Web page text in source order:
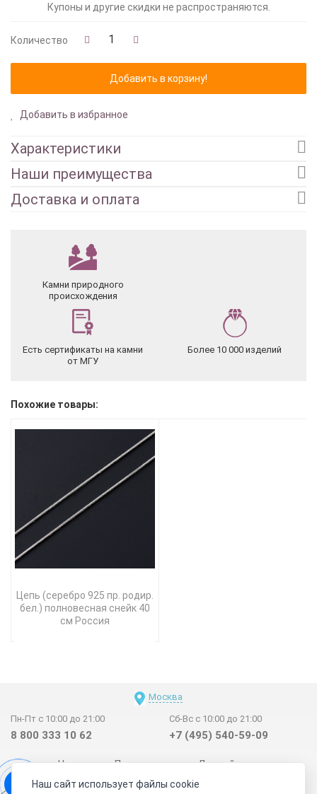
Купоны и другие скидки не распространяются.
Количество
Добавить в избранное
Характеристики
Наши преимущества
Доставка и оплата
Камни природного
происхождения
Есть сертификаты на камни
от МГУ
Более 10 000 изделий
Похожие товары:
Цепь (серебро 925 пр. родир.
бел.) полновесная снейк 40
см Россия
Москва
Пн-Пт с 10:00 до 21:00
8 800 333 10 62
Сб-Вс с 10:00 до 21:00
+7 (495) 540-59-09
Новинки Поставщикам
Личный счет
Договор-оферта
О нас Наши магазины
Наш сайт использует файлы cookie